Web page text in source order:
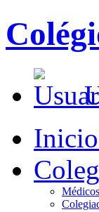
Inicio